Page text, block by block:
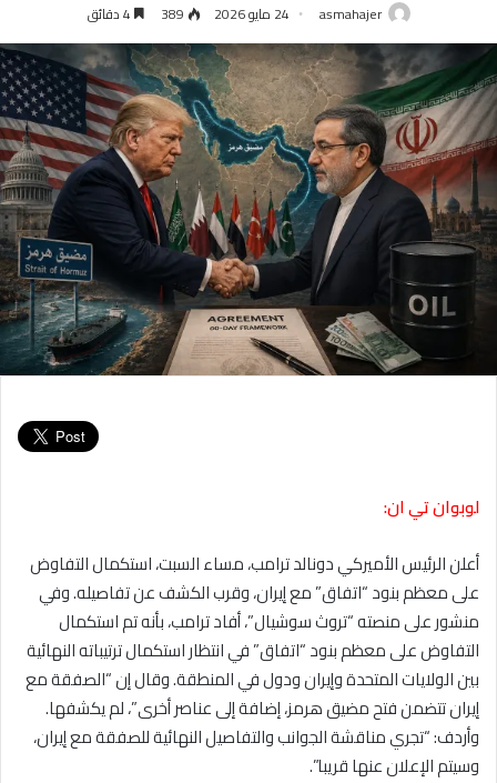
asmahajer 24 مايو 2026 389
لوبوان تي ان:
أعلن الرئيس الأميركي دونالد ترامب، مساء السبت، استكمال التفاوض
على معظم بنود “اتفاق” مع إيران، وقرب الكشف عن تفاصيله. وفي
منشور على منصته “تروث سوشيال”، أفاد ترامب، بأنه تم استكمال
التفاوض على معظم بنود “اتفاق” في انتظار استكمال ترتيباته النهائية
بين الولايات المتحدة وإيران ودول في المنطقة. وقال إن “الصفقة مع
إيران تتضمن فتح مضيق هرمز، إضافة إلى عناصر أخرى”، لم يكشفها.
وأردف: “تجري مناقشة الجوانب والتفاصيل النهائية للصفقة مع إيران،
وسيتم الإعلان عنها قريبا”. ‏